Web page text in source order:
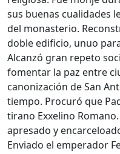
sus buenas cualidades
del monasterio.
doble edificio, unuo
Alcanzó gran repeto
fomentar la paz entre
canonización de San
tiempo. Procuró que
tirano Exxelino
apresado y
Enviado el emperador